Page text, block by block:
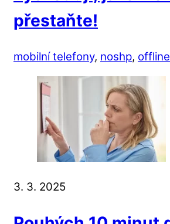
přestaňte!
mobilní telefony, noshp,
3. 3. 2025